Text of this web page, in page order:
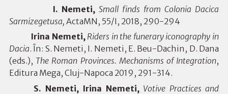
I. Nemeti, Small finds from Colonia Dacica
Sarmizegetusa, ActaMN, 55/I, 2018, 290-294
Irina Nemeti, Riders in the funerary iconography in
Dacia. În: S. Nemeti, I. Nemeti, E. Beu-Dachin, D. Dana
(eds.), The Roman Provinces. Mechanisms of Integration,
Editura Mega, Cluj-Napoca 2019, 291-314.
S. Nemeti, Irina Nemeti, Votive Practices and